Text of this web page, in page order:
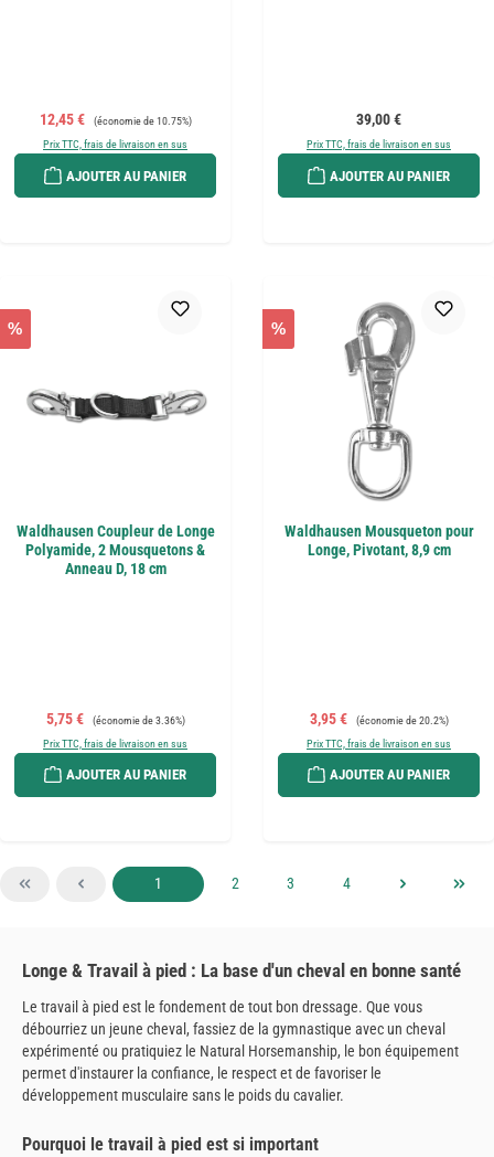
Prix de vente :
12,45 € Prix régulier :
(économie de 10.75%)
Prix TTC, frais de livraison en sus
AJOUTER AU PANIER
Prix régulier :
39,00 €
Prix TTC, frais de livraison en sus
AJOUTER AU PANIER
%
Waldhausen Coupleur de Longe
Polyamide, 2 Mousquetons &
Anneau D, 18 cm
Prix de vente :
5,75 € Prix régulier :
(économie de 3.36%)
Prix TTC, frais de livraison en sus
AJOUTER AU PANIER
%
Waldhausen Mousqueton pour
Longe, Pivotant, 8,9 cm
Prix de vente :
3,95 € Prix régulier :
(économie de 20.2%)
Prix TTC, frais de livraison en sus
AJOUTER AU PANIER
Page
1 Page
2 Page
3 Page
4
Longe & Travail à pied : La base d'un cheval en bonne santé
Le travail à pied est le fondement de tout bon dressage. Que vous
débourriez un jeune cheval, fassiez de la gymnastique avec un cheval
expérimenté ou pratiquiez le Natural Horsemanship, le bon équipement
permet d'instaurer la confiance, le respect et de favoriser le
développement musculaire sans le poids du cavalier.
Pourquoi le travail à pied est si important